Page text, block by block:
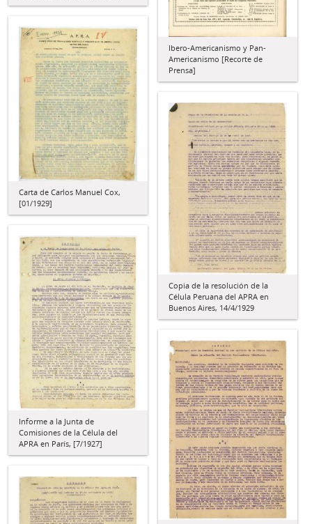
Ibero-Americanismo y Pan-
Americanismo [Recorte de
Prensa]
Carta de Carlos Manuel Cox,
[01/1929]
Copia de la resolución de la
Célula Peruana del APRA en
Buenos Aires, 14/4/1929
Informe a la Junta de
Comisiones de la Célula del
APRA en París, [7/1927]